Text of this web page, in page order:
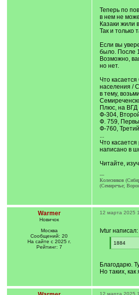
Теперь по
в нем не
Казаки жили
Так и только
Если вы
было. После
Возможно,
но нет.
Что
населения /
в тему,
Плюс, на ВГД
Ф-304,
Ф. 759,
Ф-760, Третий
...
Что
написано в
Читайте,
---
Колесников
(Семиречье;
Warmer
Новичок
Москва
Сообщений: 20
На сайте с 2025 г.
Рейтинг: 7
12 марта 2025
Ivtur написал:
[
q
1884
[
]
Благодарю.
Но таких,
12 марта 2025